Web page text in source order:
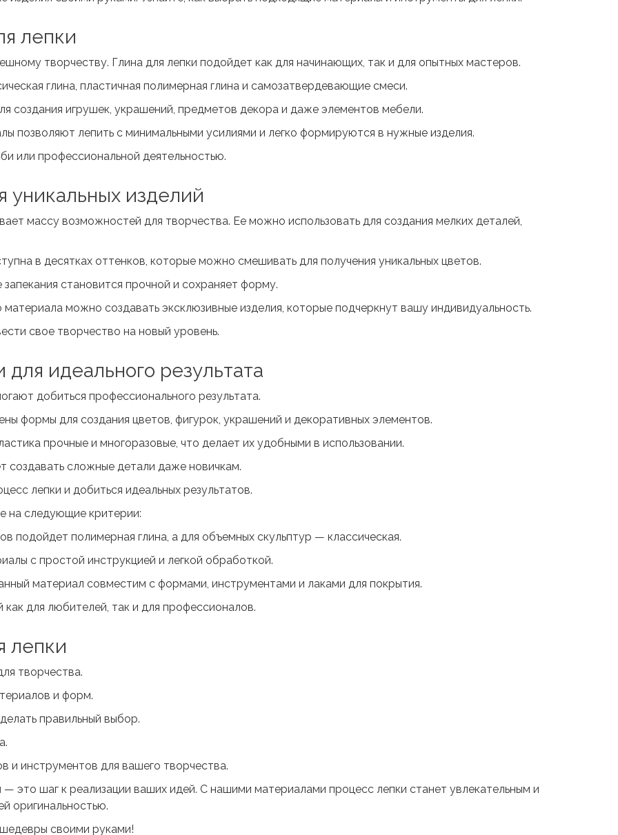
лепки
творчеству. Глина для лепки подойдет как для начинающих, так и для опытных мастеров.
глина, пластичная полимерная глина и самозатвердевающие смеси.
создания игрушек, украшений, предметов декора и даже элементов мебели.
позволяют лепить с минимальными усилиями и легко формируются в нужные изделия.
или профессиональной деятельностью.
уникальных изделий
массу возможностей для творчества. Ее можно использовать для создания мелких деталей,
в десятках оттенков, которые можно смешивать для получения уникальных цветов.
становится прочной и сохраняет форму.
можно создавать эксклюзивные изделия, которые подчеркнут вашу индивидуальность.
свое творчество на новый уровень.
идеального результата
добиться профессионального результата.
формы для создания цветов, фигурок, украшений и декоративных элементов.
прочные и многоразовые, что делает их удобными в использовании.
создавать сложные детали даже новичкам.
лепки и добиться идеальных результатов.
на следующие критерии:
подойдет полимерная глина, а для объемных скульптур — классическая.
с простой инструкцией и легкой обработкой.
материал совместим с формами, инструментами и лаками для покрытия.
для любителей, так и для профессионалов.
лепки
творчества.
и форм.
правильный выбор.
и инструментов для вашего творчества.
это шаг к реализации ваших идей. С нашими материалами процесс лепки станет увлекательным и
оригинальностью.
своими руками!